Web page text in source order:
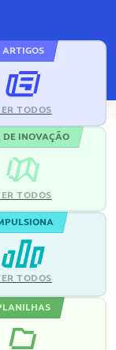
ARTIGOS
TODOS
DE INOVAÇÃO
TODOS
TODOS